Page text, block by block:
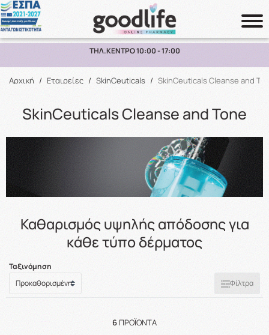
Αναζήτηση
ΤΗΛ.ΚΕΝΤΡΟ 10:00 - 17:00
Αρχική / Εταιρείες / SkinCeuticals / SkinCeuticals Cleanse and
SkinCeuticals Cleanse and Tone
Καθαρισμός υψηλής απόδοσης για
κάθε τύπο δέρματος
Ταξινόμηση
Φίλτρα
6ΠΡΟΪΌΝΤΑ